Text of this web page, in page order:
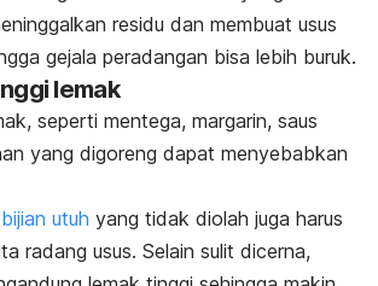
residu dan membuat usus
gejala peradangan bisa lebih buruk.
lemak
seperti mentega, margarin, saus
yang digoreng dapat menyebabkan
utuh yang tidak diolah juga harus
radang usus. Selain sulit dicerna,